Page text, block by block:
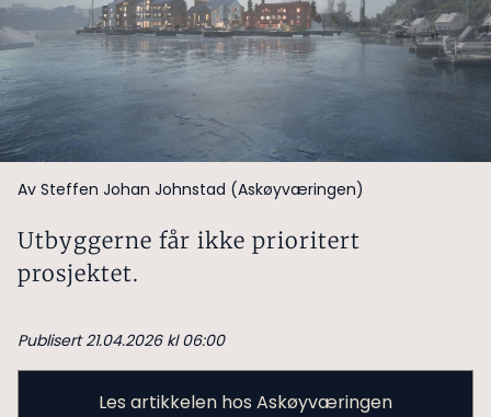
Av Steffen Johan Johnstad (Askøyværingen)
Utbyggerne får ikke prioritert
prosjektet.
Publisert 21.04.2026 kl 06:00
Les artikkelen hos Askøyværingen